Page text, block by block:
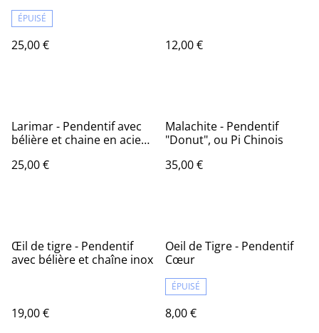
ÉPUISÉ
25,00 € 12,00 €
Larimar - Pendentif avec
bélière et chaine en acier
25,00 €
Malachite - Pendentif
"Donut", ou Pi Chinois
35,00 €
Œil de tigre - Pendentif
avec bélière et chaîne inox
19,00 €
Oeil de Tigre - Pendentif
Cœur
ÉPUISÉ
8,00 €